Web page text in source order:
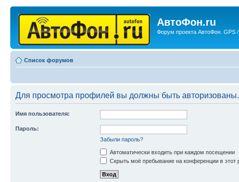
АвтоФон.ru
Форум проекта АвтоФон. GPS
Список форумов
Для просмотра профилей вы должны быть авторизованы.
Имя пользователя:
Пароль:
Забыли пароль?
Автоматически входить при каждом посещении
Скрыть моё пребывание на конференции в этот